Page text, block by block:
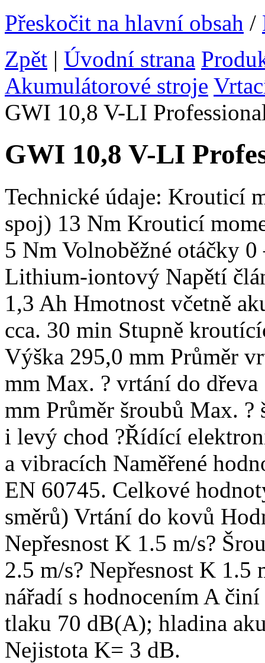
Přeskočit na hlavní obsah /
Zpět | Úvodní strana
Akumulátorové stroje
GWI 10,8 V-LI
GWI 10,8 V-LI
Technické údaje: Krouticí
spoj) 13 Nm Krouticí
5 Nm Volnoběžné otáčky
Lithium-iontový Napětí
1,3 Ah Hmotnost včetně
cca. 30 min Stupně
Výška 295,0 mm Průměr
mm Max. ? vrtání do
mm Průměr šroubů Max.
i levý chod ?Řídící
a vibracích Naměřené
EN 60745. Celkové
směrů) Vrtání do kovů
Nepřesnost K 1.5 m/s?
2.5 m/s? Nepřesnost K
nářadí s hodnocením A
tlaku 70 dB(A); hladina
Nejistota K= 3 dB.